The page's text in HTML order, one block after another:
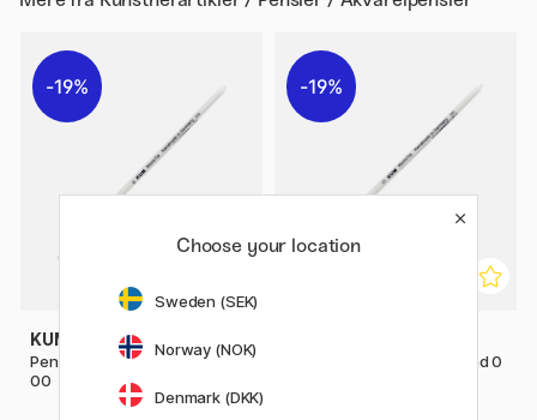
19%
KUM
Pensel Memory Point Round
00
19%
Pensel Memory Point Round 0
Choose your location
Sweden (SEK)
Norway (NOK)
Denmark (DKK)